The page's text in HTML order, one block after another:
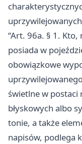
“Art. 96a. § 1.
posiada w
obowiązkowe
świetlne w postaci
błyskowych albo
tonie, a także
napisów, podlega